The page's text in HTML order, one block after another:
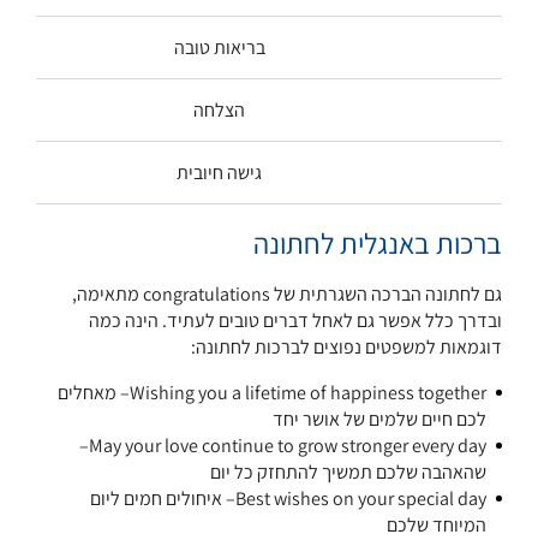
בריאות טובה
הצלחה
גישה חיובית
ברכות באנגלית לחתונה
גם לחתונה הברכה השגרתית של congratulations מתאימה,
ובדרך כלל אפשר גם לאחל דברים טובים לעתיד. הינה כמה
דוגמאות למשפטים נפוצים לברכות לחתונה:
Wishing you a lifetime of happiness together– מאחלים
לכם חיים שלמים של אושר יחד
May your love continue to grow stronger every day–
שהאהבה שלכם תמשיך להתחזק כל יום
Best wishes on your special day– איחולים חמים ליום
המיוחד שלכם